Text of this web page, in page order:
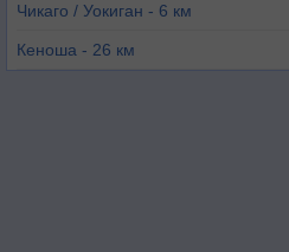
Чикаго / Уокиган - 6 км
Кеноша - 26 км